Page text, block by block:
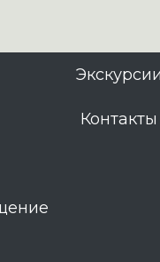
Экскурсии
Контакты